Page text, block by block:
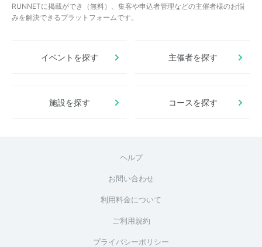
RUNNETに掲載ができ（無料）、集客や申込者管理などの主催者様のお悩
みを解決できるプラットフォームです。
イベントを探す 主催者を探す
施設を探す コースを探す
ヘルプ
お問い合わせ
利用料金について
ご利用規約
プライバシーポリシー